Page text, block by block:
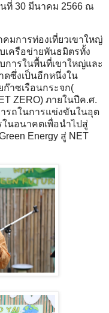
ที่ 30 มีนาคม 2566 ณ
มการท่องเที่ยวเขาใหญ่
เครือข่ายพันธมิตรทั้ง
การในพื้นที่เขาใหญ่และ
ดซึ่งเป็นอีกหนึ่งใน
ก๊าซเรือนกระจก(
ZERO) ภายในปีค.ศ.
ารถในการแข่งขันในอุต
ในอนาคตเพื่อนำไปสู่
Energy สู่ NET